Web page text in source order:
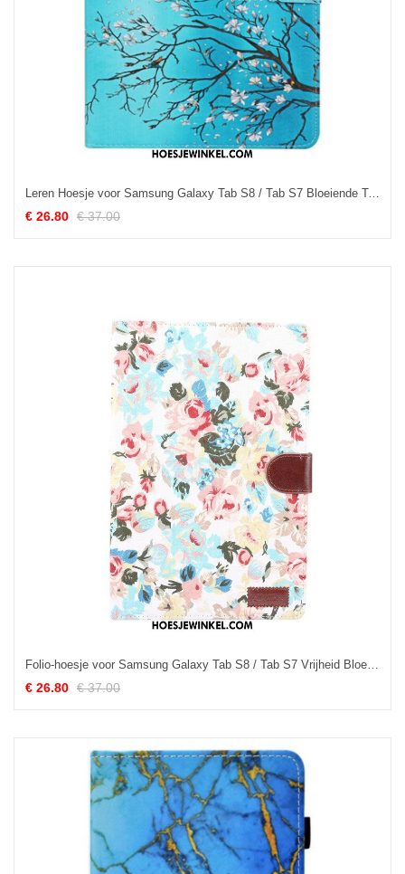
Leren Hoesje voor Samsung Galaxy Tab S8 / Tab S7 Bloeiende Takken
€ 26.80 € 37.00
Folio-hoesje voor Samsung Galaxy Tab S8 / Tab S7 Vrijheid Bloemen
€ 26.80 € 37.00